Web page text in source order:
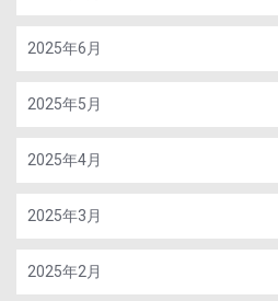
2025年6月
2025年5月
2025年4月
2025年3月
2025年2月